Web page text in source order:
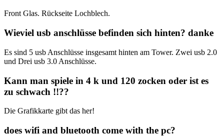
Front Glas. Rückseite Lochblech.
Wieviel usb anschlüsse befinden sich hinten? danke
Es sind 5 usb Anschlüsse insgesamt hinten am Tower. Zwei usb 2.0
und Drei usb 3.0 Anschlüsse.
Kann man spiele in 4 k und 120 zocken oder ist es
zu schwach !!??
Die Grafikkarte gibt das her!
does wifi and bluetooth come with the pc?